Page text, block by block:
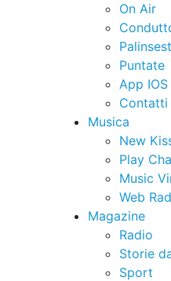
On Air
Puntate
App
Contatti
Musica
New
Play
Music
Web
Magazine
Radio
Storie
Sport